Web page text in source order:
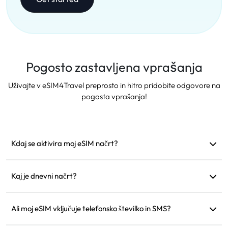
Pogosto zastavljena vprašanja
Uživajte v eSIM4Travel preprosto in hitro pridobite odgovore na
pogosta vprašanja!
Kdaj se aktivira moj eSIM načrt?
Priporočamo, da ga namestite pred odhodom.
Kaj je dnevni načrt?
naslednjega dne. Če porabite podatke za tisti dan, se bo
Ali moj eSIM vključuje telefonsko številko in SMS?